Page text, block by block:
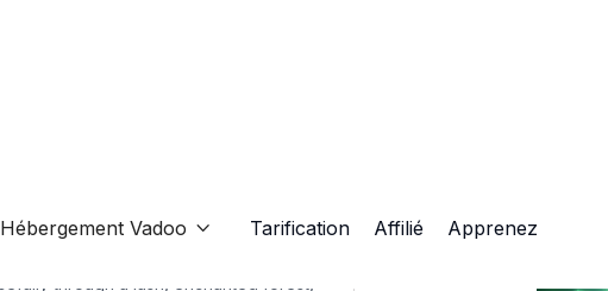
Hébergement Vadoo  Tarification Affilié Apprenez